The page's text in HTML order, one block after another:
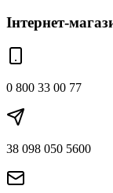
Інтернет-
0 800 33 00 77
38 098 050 5600